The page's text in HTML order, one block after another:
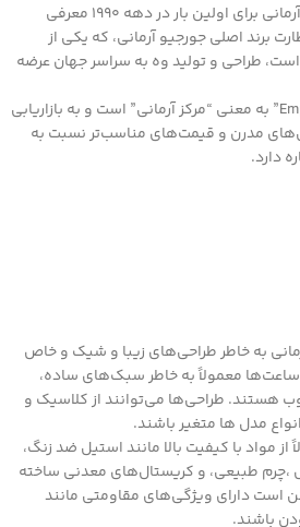
تأسیس: ساعت‌های امپریو آرمانی برای اولین بار در دهه ۱۹۹۰ معرفی
برند اصلی جورجیو آرمانی، که یکی از
طراحی و تولید وه به سراسر جهان عرضه
نام برند: نام “Emporio Armani” به معنی “مرکز آرمانی” است و به بازاریابی
مدرن و قیمت‌های مناسب‌تر نسبت به
دارد.
به خاطر طراحی‌های زیبا و شیک و خاص
معمولاً به خاطر سبک‌های ساده،
هستند. طراحی‌ها می‌توانند از کلاسیک و
مدل ها متغیر باشند.
مواد با کیفیت بالا مانند استیل ضد زنگ،
طبیعی، و کریستال‌های معدنی ساخته
دارای ویژگی‌های مقاومتی مانند
باشند.